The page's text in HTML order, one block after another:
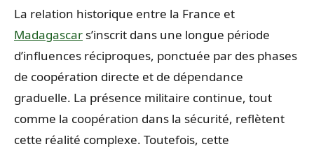
La relation historique entre la France et
Madagascar s’inscrit dans une longue période
d’influences réciproques, ponctuée par des phases
de coopération directe et de dépendance
graduelle. La présence militaire continue, tout
comme la coopération dans la sécurité, reflètent
cette réalité complexe. Toutefois, cette